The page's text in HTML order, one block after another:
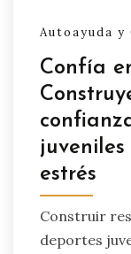
Autoayuda
Confía
estrés
Construir
deportes